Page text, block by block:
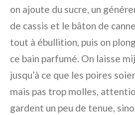
on ajoute du sucre, un
de cassis et le bâton de
tout à ébullition, puis on
ce bain parfumé. On laisse
jusqu’à ce que les poires
mais pas trop molles,
gardent un peu de tenue,